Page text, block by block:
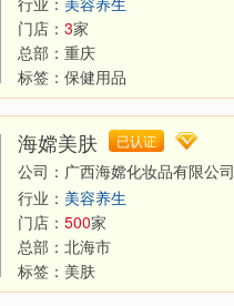
门店： 3家
总部： 重庆
标签： 保健用品
海嫦美肤 已认证
公司：广西海嫦化妆品有限公司
行业： 美容养生
门店： 500家
总部： 北海市
标签： 美肤